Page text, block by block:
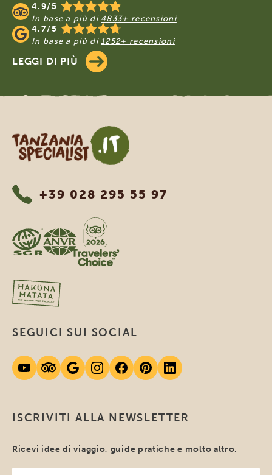
4.9/5
In base a più di 4833+ recensioni
4.7/5
In base a più di 1252+ recensioni
LEGGI DI PIÙ
Tanzania Specialist
+39 028 295 55 97
ISCRIVITI ALLA NEWSLETTER
Ricevi idee di viaggio, guide pratiche e molto altro.
SEGUICI SUI SOCIAL